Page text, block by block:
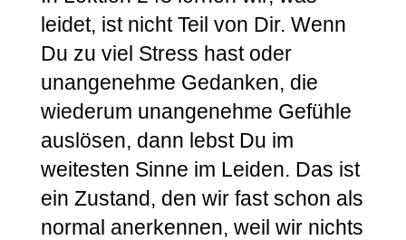
leidet, ist nicht Teil von Dir. Wenn
Du zu viel Stress hast oder
unangenehme Gedanken, die
wiederum unangenehme Gefühle
auslösen, dann lebst Du im
weitesten Sinne im Leiden. Das ist
ein Zustand, den wir fast schon als
normal anerkennen, weil wir nichts